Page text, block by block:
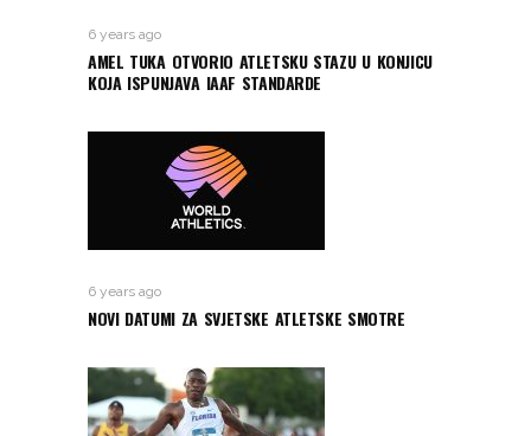
6 years ago
AMEL TUKA OTVORIO ATLETSKU STAZU U KONJICU
KOJA ISPUNJAVA IAAF STANDARDE
6 years ago
NOVI DATUMI ZA SVJETSKE ATLETSKE SMOTRE